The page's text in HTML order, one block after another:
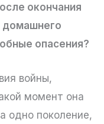
окончания
домашнего
опасения?
войны,
момент она
одно поколение,